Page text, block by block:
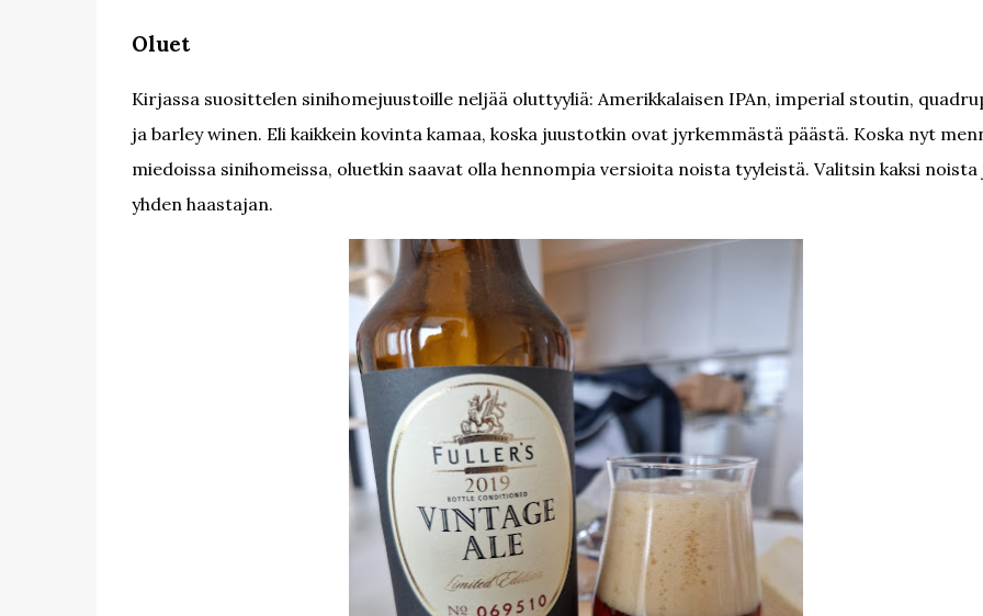
Oluet
Kirjassa suosittelen sinihomejuustoille neljää oluttyyliä: Amerikkalaisen IPAn, imperial stoutin,
ja barley winen. Eli kaikkein kovinta kamaa, koska juustotkin ovat jyrkemmästä päästä. Koska nyt
miedoissa sinihomeissa, oluetkin saavat olla hennompia versioita noista tyyleistä. Valitsin kaksi noista
yhden haastajan.